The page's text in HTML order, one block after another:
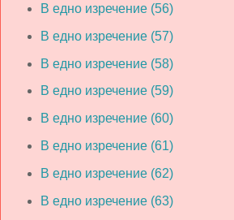
В едно изречение (56)
В едно изречение (57)
В едно изречение (58)
В едно изречение (59)
В едно изречение (60)
В едно изречение (61)
В едно изречение (62)
В едно изречение (63)